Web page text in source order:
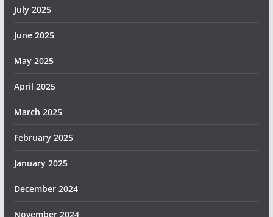
July 2025
June 2025
May 2025
April 2025
March 2025
February 2025
January 2025
December 2024
November 2024